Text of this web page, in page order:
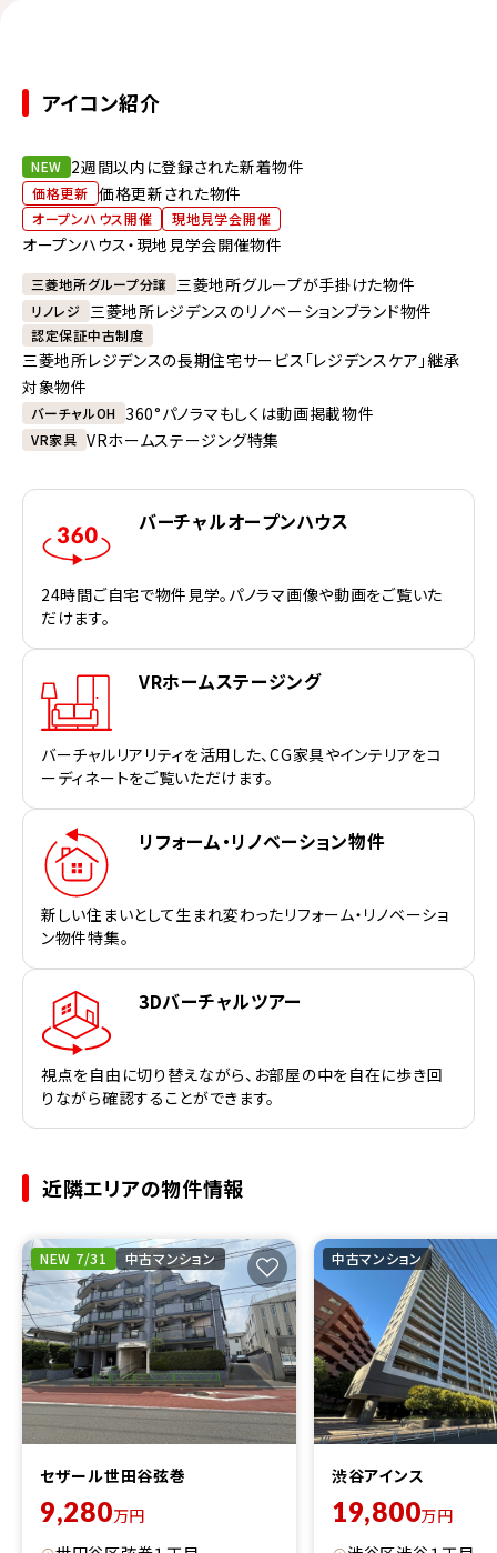
アイコン紹介
NEW 2週間以内に登録された新着物件
価格更新 価格更新された物件
オープンハウス開催 現地見学会開催
オープンハウス・現地見学会開催物件
三菱地所グループ分譲 三菱地所グループが手掛けた物件
リノレジ 三菱地所レジデンスのリノベーションブランド物件
認定保証中古制度
三菱地所レジデンスの長期住宅サービス「レジデンスケア」継承
対象物件
バーチャルOH 360°パノラマもしくは動画掲載物件
VR家具 VRホームステージング特集
バーチャルオープンハウス
24時間ご自宅で物件見学。パノラマ画像や動画をご覧いた
だけます。
VRホームステージング
バーチャルリアリティを活用した、CG家具やインテリアをコ
ーディネートをご覧いただけます。
リフォーム・リノベーション物件
新しい住まいとして生まれ変わったリフォーム・リノベーショ
ン物件特集。
3Dバーチャルツアー
視点を自由に切り替えながら、お部屋の中を自在に歩き回
りながら確認することができます。
近隣エリアの物件情報
NEW 7/31 中古マンション
セザール世田谷弦巻
9,280万円
中古マンション
渋谷アインス
19,800万円